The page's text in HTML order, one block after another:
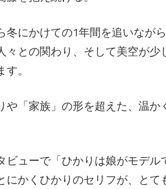
にかけての1年間を追いなが
々との関わり、そして美空が
。
や「家族」の形を超えた、温
ューで「ひかりは娘がモデ
にかくひかりのセリフが、と